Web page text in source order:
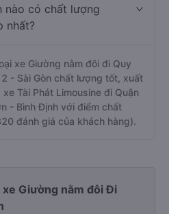
nào có chất lượng
nhất?
xe Giường nằm đôi đi Quy
- Sài Gòn chất lượng tốt, xuất
Tài Phát Limousine đi Quận
- Bình Định với điểm chất
đánh giá của khách hàng).
Giường nằm đôi Đi